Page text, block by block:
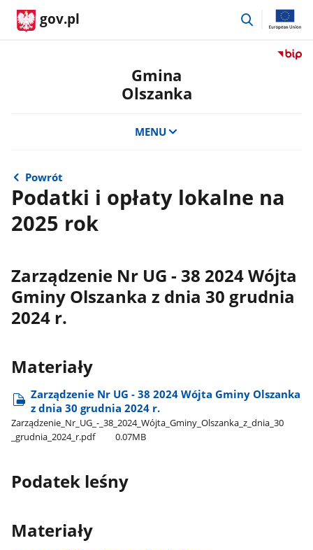
gov.pl
przejdź
Przejdź
Gmina
Olszanka
MENU
Powrót
Podatki i opłaty lokalne na
2025 rok
Zarządzenie Nr UG - 38 2024 Wójta
Gminy Olszanka z dnia 30 grudnia
2024 r.
Materiały
Zarządzenie Nr UG - 38 2024 Wójta Gminy Olszanka
z dnia 30 grudnia 2024 r.
Zarządzenie​_Nr​_UG​_-​_38​_2024​_Wójta​_Gminy​_Olszanka​_z​_dnia​_30​
_grudnia​_2024​_r.pdf
0.07MB
Podatek leśny
Materiały